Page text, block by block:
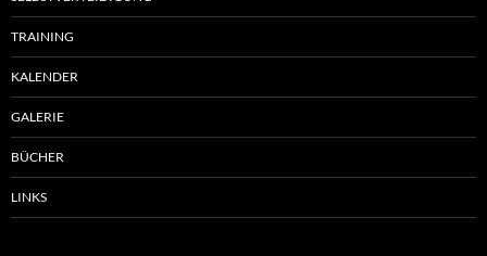
TRAINING
KALENDER
GALERIE
BÜCHER
LINKS